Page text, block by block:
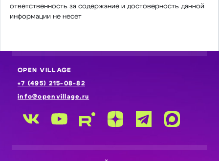
ответственность за содержание и достоверность данной
информации не несет
OPEN VILLAGE
+7 (495) 215-08-82
info@openvillage.ru